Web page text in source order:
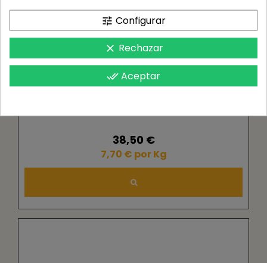
38,50 €
7,70 € por Kg
tune Configurar
clear Rechazar
done_all Aceptar